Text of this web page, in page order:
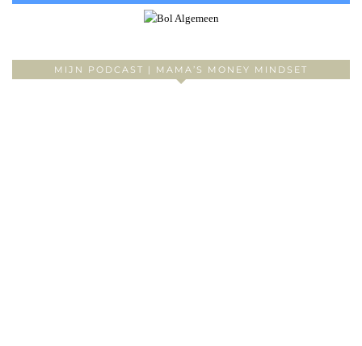
MIJN PODCAST | MAMA’S MONEY MINDSET